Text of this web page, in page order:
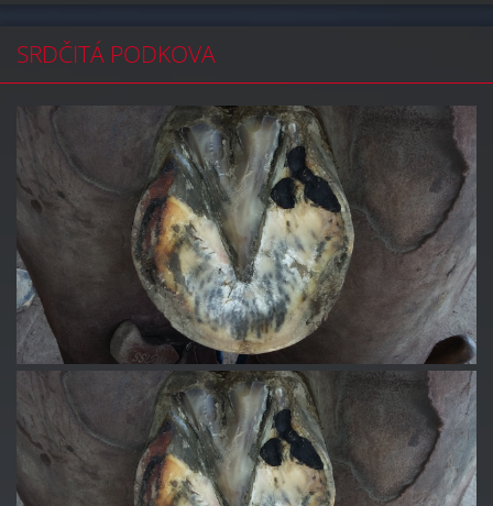
SRDČITÁ PODKOVA